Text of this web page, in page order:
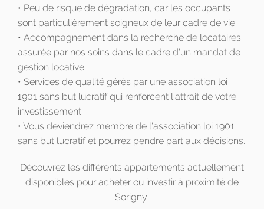
• Peu de risque de dégradation, car les occupants
sont particulièrement soigneux de leur cadre de vie
• Accompagnement dans la recherche de locataires
assurée par nos soins dans le cadre d'un mandat de
gestion locative
• Services de qualité gérés par une association loi
1901 sans but lucratif qui renforcent l’attrait de votre
investissement
• Vous deviendrez membre de l'association loi 1901
sans but lucratif et pourrez pendre part aux décisions.
Découvrez les différents appartements actuellement
disponibles pour acheter ou investir à proximité de
Sorigny: